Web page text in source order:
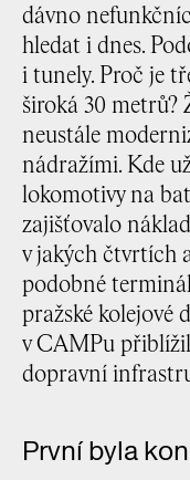
dávno
hledat i dnes.
i tunely. Proč je
široká 30 metrů?
neustále
nádražími. Kde
lokomotivy na
zajišťovalo
v jakých čtvrtích
podobné
pražské kolejové
v CAMPu
dopravní
První byla